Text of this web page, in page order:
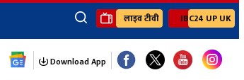
×
जॉब्स न्यूज Youtube Channels
लाइव टीवी IBC24 UP UK
Session
Download App